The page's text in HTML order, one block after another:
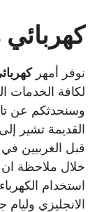
نوفر أمهر
لكافة الخدمات
وسنحدثكم عن
القديمة تشير
قبل الغربيين
خلال ملاحظة ان
استخدام
الانجليزي